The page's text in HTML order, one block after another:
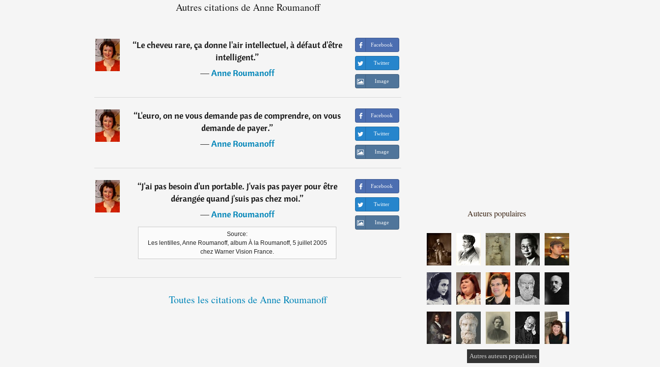
Autres citations de Anne Roumanoff
“Le cheveu rare, ça donne l'air intellectuel, à défaut d'être
intelligent.”
―Anne Roumanoff
Facebook
Twitter
Image
“L'euro, on ne vous demande pas de comprendre, on vous
demande de payer.”
―Anne Roumanoff
Facebook
Twitter
Image
“J'ai pas besoin d'un portable. J'vais pas payer pour être
dérangée quand j'suis pas chez moi.”
―Anne Roumanoff
Source:
Les lentilles, Anne Roumanoff, album À la Roumanoff, 5 juillet 2005
chez Warner Vision France.
Facebook
Twitter
Image
Toutes les citations de Anne Roumanoff
Auteurs populaires
Autres auteurs populaires